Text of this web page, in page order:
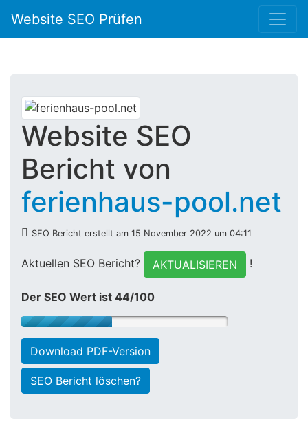
Website SEO Prüfen
Website SEO
Bericht von
ferienhaus-pool.net
SEO Bericht erstellt am 15 November 2022 um 04:11
Aktuellen SEO Bericht? AKTUALISIEREN !
Der SEO Wert ist 44/100
Download PDF-Version
SEO Bericht löschen?